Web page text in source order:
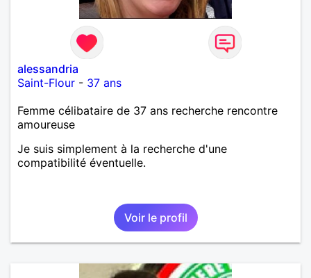
alessandria
Saint-Flour - 37 ans
Femme célibataire de 37 ans recherche rencontre
amoureuse
Je suis simplement à la recherche d'une
compatibilité éventuelle.
Voir le profil